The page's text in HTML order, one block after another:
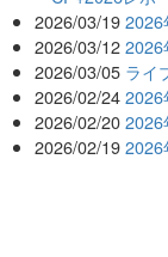
2026/03/19 2026
2026/03/12 2026
2026/03/05 ライ
2026/02/24 2026
2026/02/20 2026
2026/02/19 2026